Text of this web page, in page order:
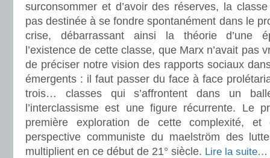
surconsommer et d’avoir des réserves, la
pas destinée à se fondre spontanément dans le
crise, débarrassant ainsi la théorie d’une
l’existence de cette classe, que Marx n’avait pas
de préciser notre vision des rapports sociaux
émergents : il faut passer du face à face
trois… classes qui s’affrontent dans un
l’interclassisme est une figure récurrente. Le
première exploration de cette complexité,
perspective communiste du maelström des
multiplient en ce début de 21° siècle. Lire la suite…